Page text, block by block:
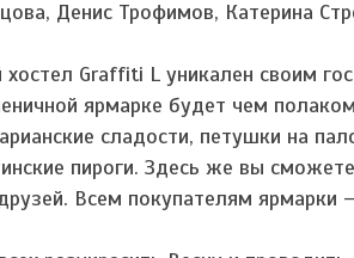
Денис Трофимов, Катерина
Graffiti L уникален своим
ярмарке будет чем
сладости, петушки на
пироги. Здесь же вы
Всем покупателям